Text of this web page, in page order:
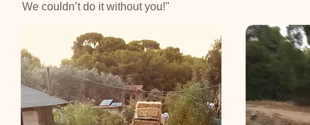
We couldn’t do it without you!"